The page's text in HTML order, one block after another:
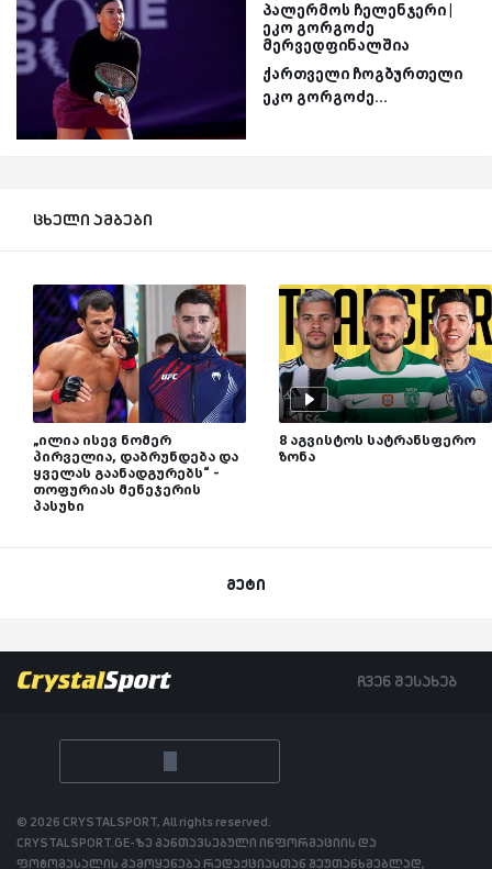
პალერმოს ჩელენჯერი |
ეკო გორგოძე
მერვედფინალშია
ქართველი ჩოგბურთელი
ეკო გორგოძე...
ცხელი ამბები
„ილია ისევ ნომერ
პირველია, დაბრუნდება და
ყველას გაანადგურებს“ -
თოფურიას მენეჯერის
პასუხი
8 აგვისტოს სატრანსფერო
ზონა
მეტი
ჩვენ შესახებ
© 2026 CRYSTALSPORT, All rights reserved.
CRYSTALSPORT.GE-ზე განთავსებული ინფორმაციის და
ფოტომასალის გამოყენება რედაქციასთან შეუთანხმებლად,